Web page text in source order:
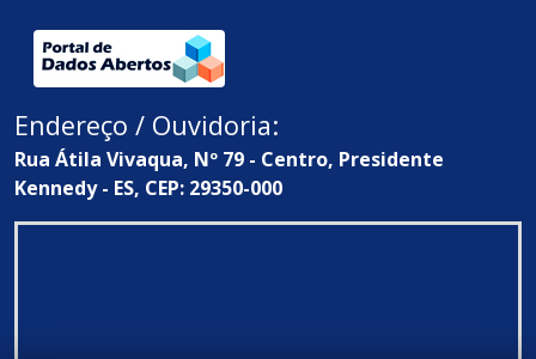
Endereço / Ouvidoria:
Rua Átila Vivaqua, Nº 79 - Centro, Presidente
Kennedy - ES, CEP: 29350-000